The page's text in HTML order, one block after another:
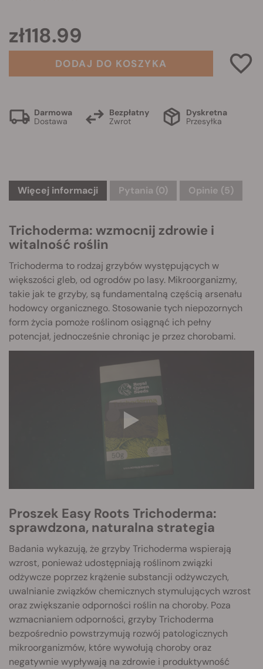
zł118.99
DODAJ DO KOSZYKA
Darmowa
Dostawa
Bezpłatny
Zwrot
Dyskretna
Przesyłka
Więcej informacji Pytania (0) Opinie (5)
Trichoderma: wzmocnij zdrowie i
witalność roślin
Trichoderma to rodzaj grzybów występujących w
większości gleb, od ogrodów po lasy. Mikroorganizmy,
takie jak te grzyby, są fundamentalną częścią arsenału
hodowcy organicznego. Stosowanie tych niepozornych
form życia pomoże roślinom osiągnąć ich pełny
potencjał, jednocześnie chroniąc je przez chorobami.
Proszek Easy Roots Trichoderma:
sprawdzona, naturalna strategia
Badania wykazują, że grzyby Trichoderma wspierają
wzrost, ponieważ udostępniają roślinom związki
odżywcze poprzez krążenie substancji odżywczych,
uwalnianie związków chemicznych stymulujących wzrost
oraz zwiększanie odporności roślin na choroby. Poza
wzmacnianiem odporności, grzyby Trichoderma
bezpośrednio powstrzymują rozwój patologicznych
mikroorganizmów, które wywołują choroby oraz
negatywnie wypływają na zdrowie i produktywność